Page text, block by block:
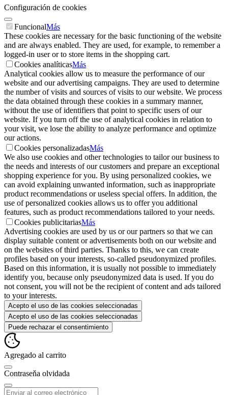
Configuración de cookies
FuncionalMás
These cookies are necessary for the basic functioning of the website
and are always enabled. They are used, for example, to remember a
logged-in user or to store items in the shopping cart.
Cookies analíticasMás
Analytical cookies allow us to measure the performance of our
website and our advertising campaigns. They are used to determine
the number of visits and sources of visits to our website. We process
the data obtained through these cookies in a summary manner,
without the use of identifiers that point to specific users of our
website. If you turn off the use of analytical cookies in relation to
your visit, we lose the ability to analyze performance and optimize
our actions.
Cookies personalizadasMás
We also use cookies and other technologies to tailor our business to
the needs and interests of our customers and prepare an exceptional
shopping experience for you. By using personalized cookies, we
can avoid explaining unwanted information, such as inappropriate
product recommendations or useless special offers. In addition, the
use of personalized cookies allows us to offer you additional
features, such as product recommendations tailored to your needs.
Cookies publicitariasMás
Advertising cookies are used by us or our partners so that we can
display suitable content or advertisements both on our website and
on the websites of third parties. Thanks to this, we can create
profiles based on your interests, so-called pseudonymized profiles.
Based on this information, it is usually not possible to immediately
identify you, because only pseudonymized data is used. If you do
not consent, you will not be the recipient of content and ads tailored
to your interests.
Acepto el uso de las cookies seleccionadas
Acepto el uso de las cookies seleccionadas
Puede rechazar el consentimiento
Agregado al carrito
Contraseňa olvidada